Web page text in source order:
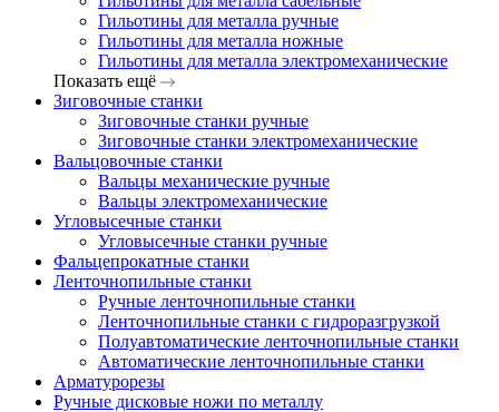
Гильотины для металла ручные
Гильотины для металла ножные
Гильотины для металла электромеханические
Показать ещё
Зиговочные станки
Зиговочные станки ручные
Зиговочные станки электромеханические
Вальцовочные станки
Вальцы механические ручные
Вальцы электромеханические
Угловысечные станки
Угловысечные станки ручные
Фальцепрокатные станки
Ленточнопильные станки
Ручные ленточнопильные станки
Ленточнопильные станки с гидроразгрузкой
Полуавтоматические ленточнопильные станки
Автоматические ленточнопильные станки
Арматурорезы
Ручные дисковые ножи по металлу